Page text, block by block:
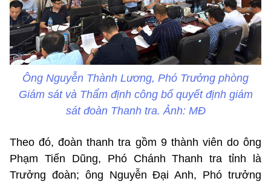
Ông Nguyễn Thành Lương, Phó Trưởng phòng
Giám sát và Thẩm định công bố quyết định giám
sát đoàn Thanh tra. Ảnh: MĐ
Theo đó, đoàn thanh tra gồm 9 thành viên do ông
Phạm Tiến Dũng, Phó Chánh Thanh tra tỉnh là
Trưởng đoàn; ông Nguyễn Đại Anh, Phó trưởng